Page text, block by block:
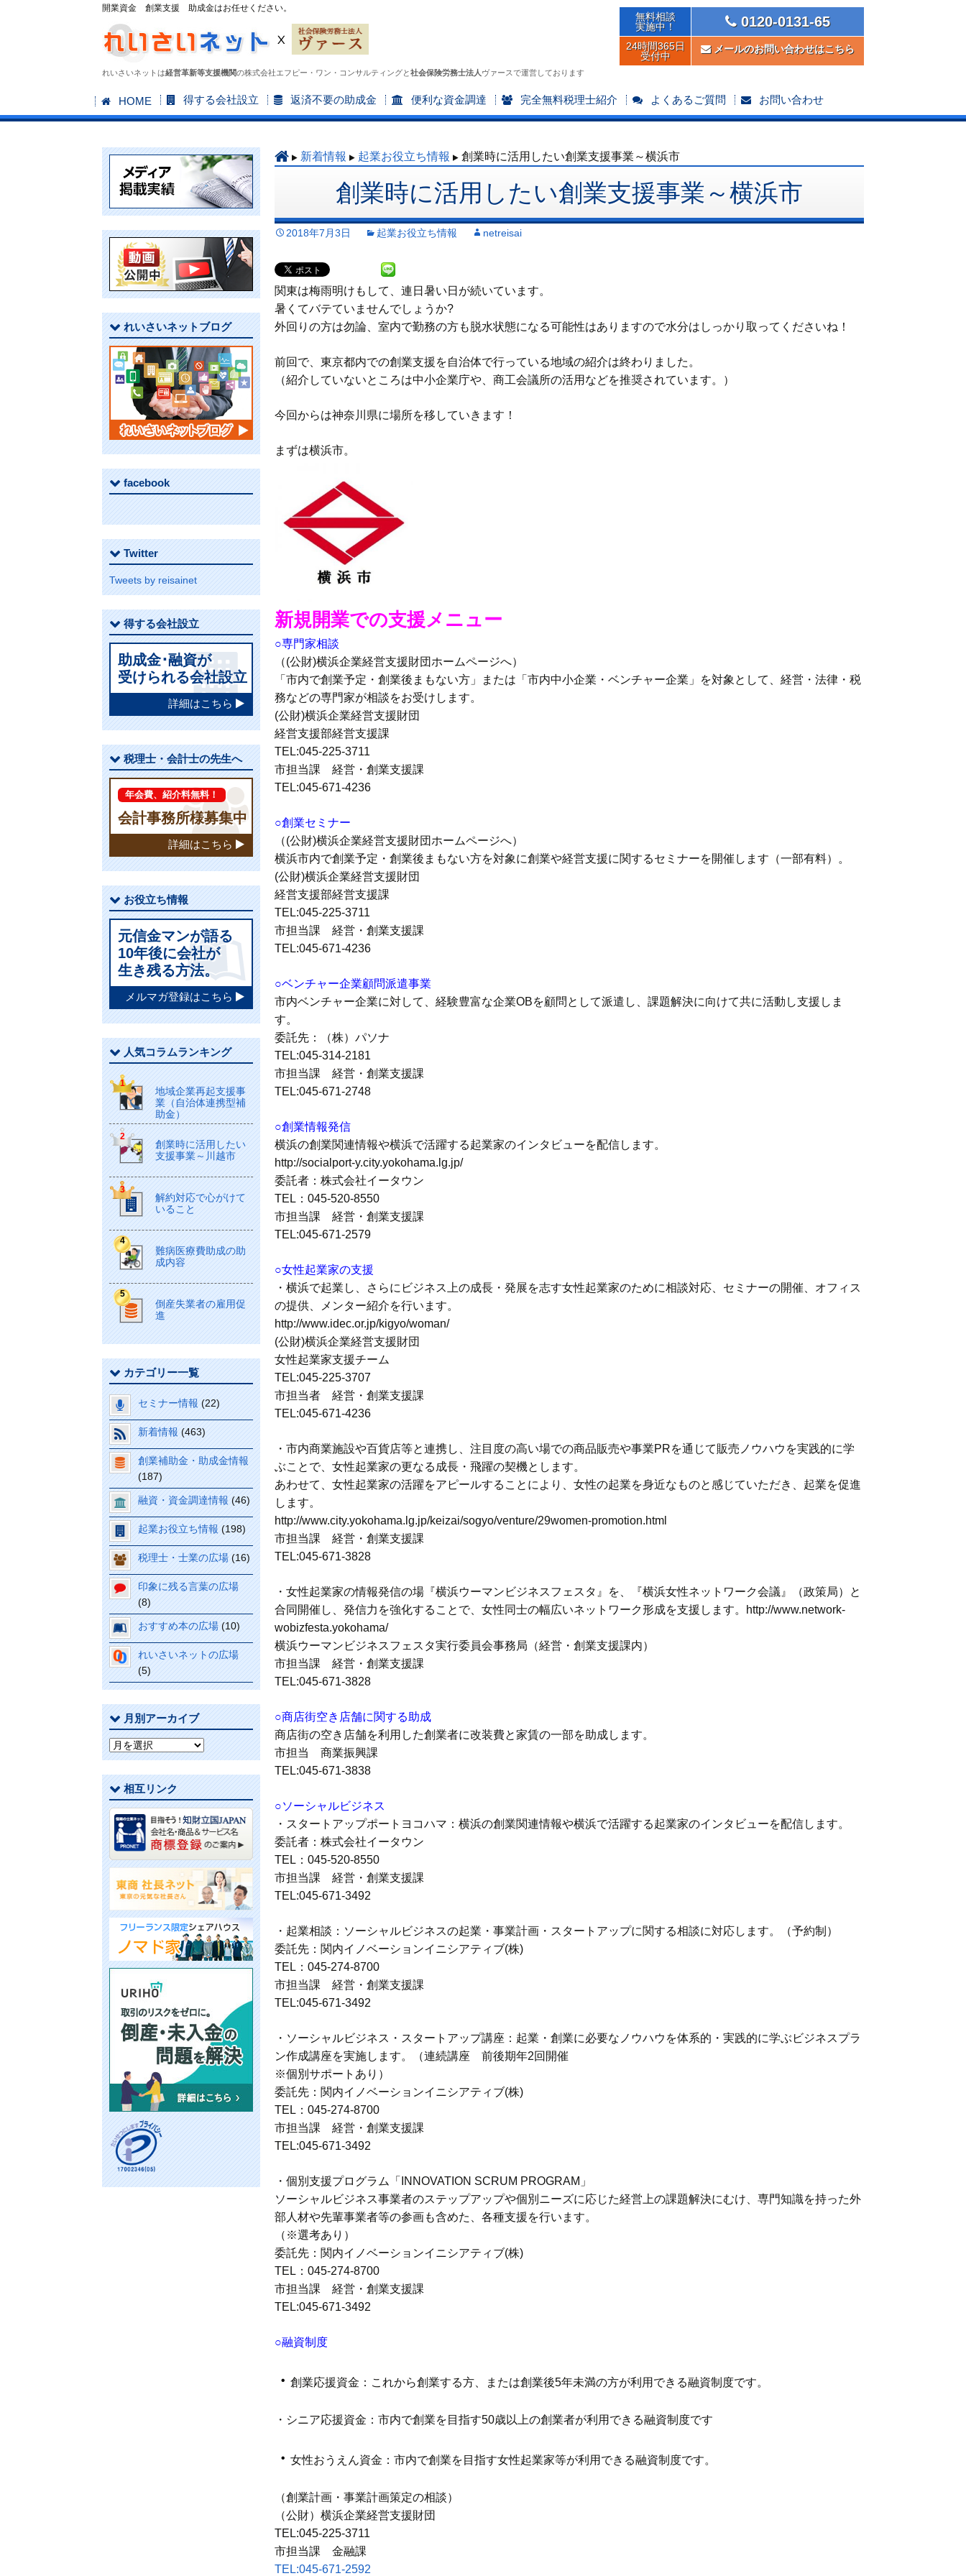
開業資金 創業支援 助成金はお任せください。
れいさいネットは経営革新等支援機関の株式会社エフピー・ワン・コンサルティングと社会保険労務士法人 ヴァースで運営しております
無料相談
実施中！
0120-0131-65
24時間365日
受付中
メールのお問い合わせはこちら
コ
ン
ン
HOME 得する会社設立 返済不要の助成金 便利な資金調達 完全無料税理士紹介 よくあるご質問 お問い合わせ
新着情報 起業お役立ち情報 創業時に活用したい創業支援事業～横浜市
創業時に活用したい創業支援事業～横浜市
2018年7月3日 起業お役立ち情報 netreisai
関東は梅雨明けもして、連日暑い日が続いています。
暑くてバテていませんでしょうか?
外回りの方は勿論、室内で勤務の方も脱水状態になる可能性はありますので水分はしっかり取ってくださいね！
前回で、東京都内での創業支援を自治体で行っている地域の紹介は終わりました。
（紹介していないところは中小企業庁や、商工会議所の活用などを推奨されています。）
今回からは神奈川県に場所を移していきます！
まずは横浜市。
新規開業での支援メニュー
○専門家相談
（(公財)横浜企業経営支援財団ホームページへ）
「市内で創業予定・創業後まもない方」または「市内中小企業・ベンチャー企業」を対象として、経営・法律・税
務などの専門家が相談をお受けします。
(公財)横浜企業経営支援財団
経営支援部経営支援課
TEL:045-225-3711
市担当課 経営・創業支援課
TEL:045-671-4236
○創業セミナー
（(公財)横浜企業経営支援財団ホームページへ）
横浜市内で創業予定・創業後まもない方を対象に創業や経営支援に関するセミナーを開催します（一部有料）。
(公財)横浜企業経営支援財団
経営支援部経営支援課
TEL:045-225-3711
市担当課 経営・創業支援課
TEL:045-671-4236
○ベンチャー企業顧問派遣事業
市内ベンチャー企業に対して、経験豊富な企業OBを顧問として派遣し、課題解決に向けて共に活動し支援しま
す。
委託先：（株）パソナ
TEL:045-314-2181
市担当課 経営・創業支援課
TEL:045-671-2748
○創業情報発信
横浜の創業関連情報や横浜で活躍する起業家のインタビューを配信します。
http://socialport-y.city.yokohama.lg.jp/
委託者：株式会社イータウン
TEL：045-520-8550
市担当課 経営・創業支援課
TEL:045-671-2579
○女性起業家の支援
・横浜で起業し、さらにビジネス上の成長・発展を志す女性起業家のために相談対応、セミナーの開催、オフィス
の提供、メンター紹介を行います。
http://www.idec.or.jp/kigyo/woman/
(公財)横浜企業経営支援財団
女性起業家支援チーム
TEL:045-225-3707
市担当者 経営・創業支援課
TEL:045-671-4236
・市内商業施設や百貨店等と連携し、注目度の高い場での商品販売や事業PRを通じて販売ノウハウを実践的に学
ぶことで、女性起業家の更なる成長・飛躍の契機とします。
あわせて、女性起業家の活躍をアピールすることにより、女性の起業を身近なものと感じていただき、起業を促進
します。
http://www.city.yokohama.lg.jp/keizai/sogyo/venture/29women-promotion.html
市担当課 経営・創業支援課
TEL:045-671-3828
・女性起業家の情報発信の場『横浜ウーマンビジネスフェスタ』を、『横浜女性ネットワーク会議』（政策局）と
合同開催し、発信力を強化することで、女性同士の幅広いネットワーク形成を支援します。http://www.network-
wobizfesta.yokohama/
横浜ウーマンビジネスフェスタ実行委員会事務局（経営・創業支援課内）
市担当課 経営・創業支援課
TEL:045-671-3828
○商店街空き店舗に関する助成
商店街の空き店舗を利用した創業者に改装費と家賃の一部を助成します。
市担当 商業振興課
TEL:045-671-3838
○ソーシャルビジネス
・スタートアップポートヨコハマ：横浜の創業関連情報や横浜で活躍する起業家のインタビューを配信します。
委託者：株式会社イータウン
TEL：045-520-8550
市担当課 経営・創業支援課
TEL:045-671-3492
・起業相談：ソーシャルビジネスの起業・事業計画・スタートアップに関する相談に対応します。（予約制）
委託先：関内イノベーションイニシアティブ(株)
TEL：045-274-8700
市担当課 経営・創業支援課
TEL:045-671-3492
・ソーシャルビジネス・スタートアップ講座：起業・創業に必要なノウハウを体系的・実践的に学ぶビジネスプラ
ン作成講座を実施します。（連続講座 前後期年2回開催
※個別サポートあり）
委託先：関内イノベーションイニシアティブ(株)
TEL：045-274-8700
市担当課 経営・創業支援課
TEL:045-671-3492
・個別支援プログラム「INNOVATION SCRUM PROGRAM」
ソーシャルビジネス事業者のステップアップや個別ニーズに応じた経営上の課題解決にむけ、専門知識を持った外
部人材や先輩事業者等の参画も含めた、各種支援を行います。
（※選考あり）
委託先：関内イノベーションイニシアティブ(株)
TEL：045-274-8700
市担当課 経営・創業支援課
TEL:045-671-3492
○融資制度
・ 創業応援資金：これから創業する方、または創業後5年未満の方が利用できる融資制度です。
・シニア応援資金：市内で創業を目指す50歳以上の創業者が利用できる融資制度です
・ 女性おうえん資金：市内で創業を目指す女性起業家等が利用できる融資制度です。
（創業計画・事業計画策定の相談）
（公財）横浜企業経営支援財団
TEL:045-225-3711
市担当課 金融課
TEL:045-671-2592
れいさいネットブログ
facebook
Twitter
Tweets by reisainet
得する会社設立
助成金･融資が
受けられる会社設立
詳細はこちら
税理士・会計士の先生へ
年会費、紹介料無料！
会計事務所様募集中
詳細はこちら
お役立ち情報
元信金マンが語る
10年後に会社が
生き残る方法。
メルマガ登録はこちら
人気コラムランキング
地域企業再起支援事
業（自治体連携型補
助金）
創業時に活用したい
支援事業～川越市
解約対応で心がけて
いること
難病医療費助成の助
成内容
倒産失業者の雇用促
進
カテゴリー一覧
セミナー情報 (22)
新着情報 (463)
創業補助金・助成金情報
(187)
融資・資金調達情報 (46)
起業お役立ち情報 (198)
税理士・士業の広場 (16)
印象に残る言葉の広場
(8)
おすすめ本の広場 (10)
れいさいネットの広場
(5)
月別アーカイブ
月
別
ア
ー
カ
イ
ブ
相互リンク